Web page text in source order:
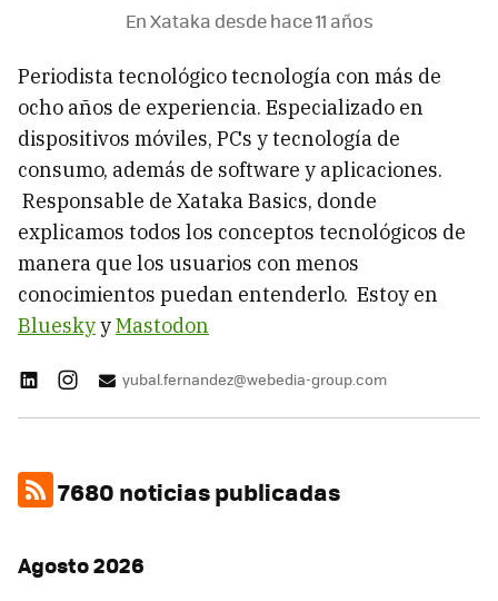
En Xataka desdehace 11 años
Periodista tecnológico tecnología con más de
ocho años de experiencia. Especializado en
dispositivos móviles, PCs y tecnología de
consumo, además de software y aplicaciones.
Responsable de Xataka Basics, donde
explicamos todos los conceptos tecnológicos de
manera que los usuarios con menos
conocimientos puedan entenderlo. Estoy en
BlueskyyMastodon
yubal.fernandez@webedia-group.com
7680 noticias publicadas
Agosto 2026